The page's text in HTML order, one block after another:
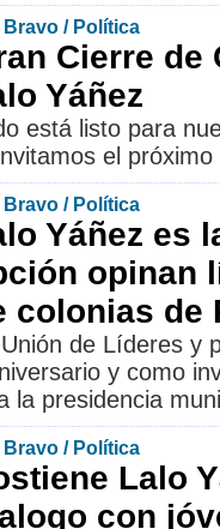
Bravo / Política
Cierre de
Yáñez
está listo para
el
Bravo / Política
Yáñez es
opinan
colonias de
de Líderes y
y como
la presidencia
Bravo / Política
Lalo
con